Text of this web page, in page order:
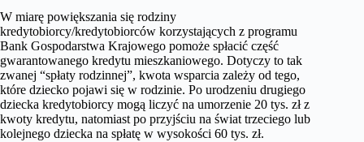
W miarę powiększania się rodziny
kredytobiorcy/kredytobiorców korzystających z programu
Bank Gospodarstwa Krajowego pomoże spłacić część
gwarantowanego kredytu mieszkaniowego. Dotyczy to tak
zwanej “spłaty rodzinnej”, kwota wsparcia zależy od tego,
które dziecko pojawi się w rodzinie. Po urodzeniu drugiego
dziecka kredytobiorcy mogą liczyć na umorzenie 20 tys. zł z
kwoty kredytu, natomiast po przyjściu na świat trzeciego lub
kolejnego dziecka na spłatę w wysokości 60 tys. zł.